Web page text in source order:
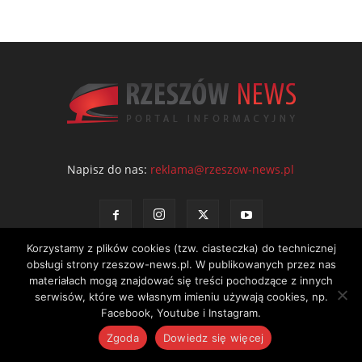
Napisz do nas: reklama@rzeszow-news.pl
Kontakt Polityka prywatności Regulamin portalu
© NEWS Sp. z o.o. - wydawca portalu Rzeszów News. Wszystkie prawa
zastrzeżone. Tel.: 601 97 55 30
Korzystamy z plików cookies (tzw. ciasteczka) do technicznej
obsługi strony rzeszow-news.pl. W publikowanych przez nas
materiałach mogą znajdować się treści pochodzące z innych
serwisów, które we własnym imieniu używają cookies, np.
Facebook, Youtube i Instagram.
Zgoda
Dowiedz się więcej